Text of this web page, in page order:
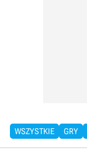
WSZYSTKIE GRY